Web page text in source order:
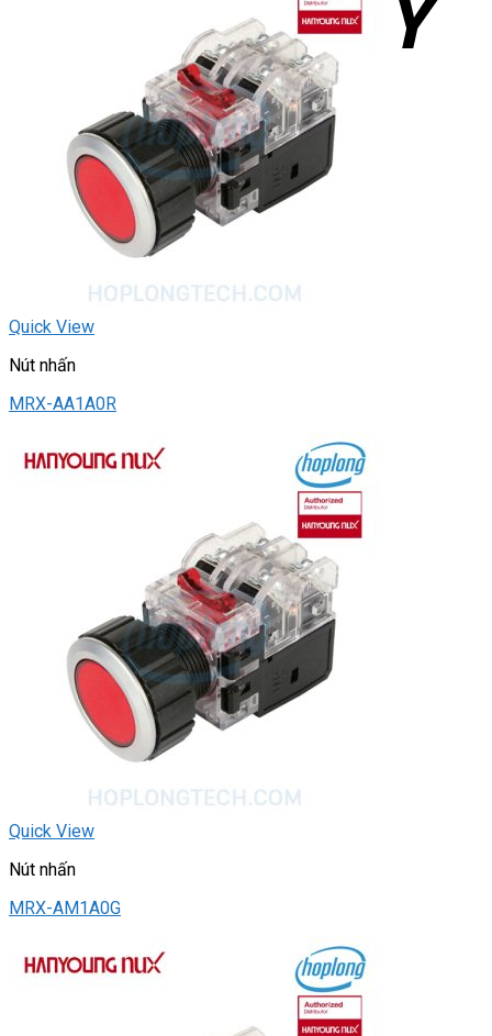
Quick View
Nút nhấn
MRX-AA1A0R
Quick View
Nút nhấn
MRX-AM1A0G